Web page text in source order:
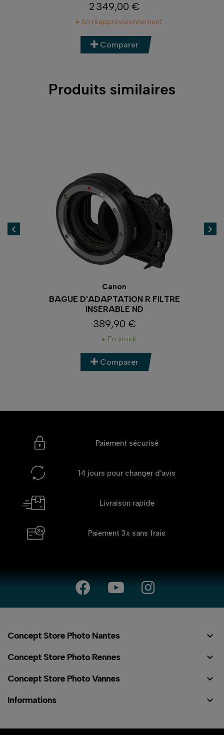
Prix
2 349,00 €
En réapprovisionnement
Comparer
Produits similaires
Canon
BAGUE D'ADAPTATION R FILTRE
INSERABLE ND
Prix
389,90 €
En stock
Comparer
Paiement sécurisé
14 jours pour changer d'avis
Livraison rapide
Paiement 3x sans frais
Concept Store Photo Nantes 
Concept Store Photo Rennes 
Concept Store Photo Vannes 
Informations 